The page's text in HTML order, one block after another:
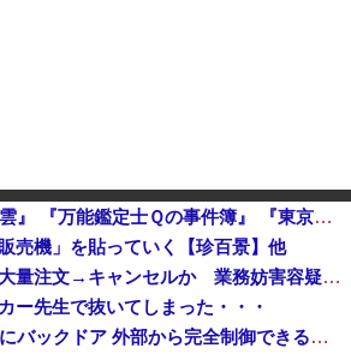
【99円】『心霊探偵八雲』 『万能鑑定士Ｑの事件簿』 『東京レイヴンズ』など、人気漫画が「全巻99円」の激安セール開催！！カドサマー2026キャンペーン！！
売機」を貼っていく【珍百景】他
「ジャンプ」ストアで大量注文→キャンセルか 業務妨害容疑で女逮捕
ー先生で抜いてしまった・・・
中国製ルーター20機種にバックドア 外部から完全制御できる機能が仕込まれていた